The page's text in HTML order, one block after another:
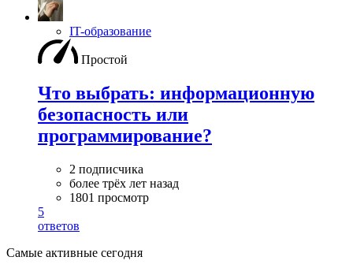
IT-образование
Простой
Что выбрать: информационную
безопасность или
программирование?
2 подписчика
более трёх лет назад
1801 просмотр
5
ответов
Самые активные сегодня